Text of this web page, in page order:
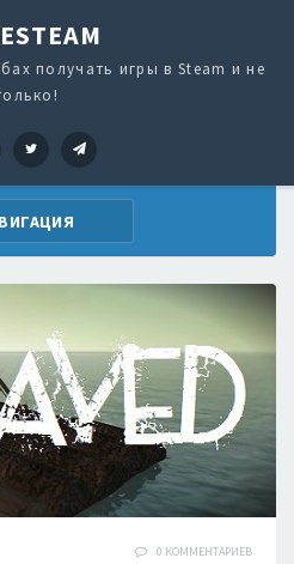
получать игры в Steam и не
VK Twitter
0 КОММЕНТАРИЕВ